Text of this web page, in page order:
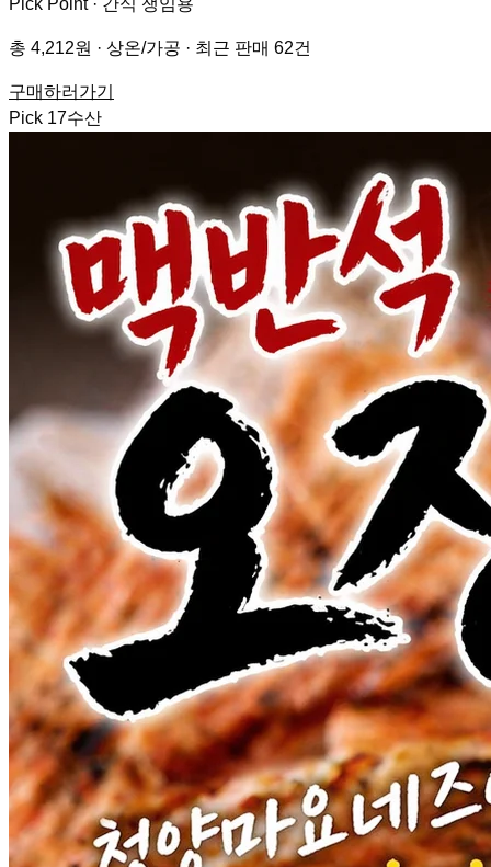
Pick Point · 간식 쟁임용
총 4,212원 · 상온/가공 · 최근 판매 62건
구매하러가기
Pick 17수산